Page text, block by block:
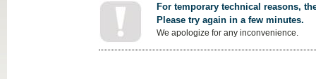
For temporary technical reasons,
Please try again in a few minutes.
We apologize for any inconvenience.